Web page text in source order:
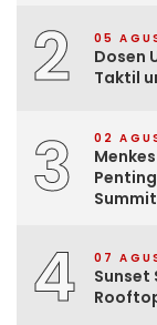
2 05
Dosen
Taktil
3 02
4 07
Sunset